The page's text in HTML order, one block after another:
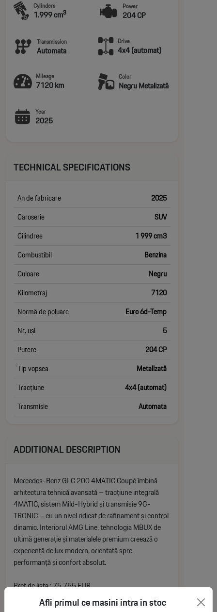
Cylinders
1.999 cm3
Power
204 CP
Transmission
Automata
Drive
4x4 (automat)
Mileage
7120 km
Color
Negru Metalizată
Year
2025
TECHNICAL SPECIFICATIONS
An de fabricare
2025
Caroserie
SUV
Cilindree
1 999 cm3
Combustibil
Benzina
Culoare
Negru
Kilometraj
7120
Normă de poluare
Euro 6d-Temp
Nr. uși
5
Putere
204 CP
Tip vopsea
Metalizată
Tracțiune
4x4 (automat)
Transmisie
Automata
ADDITIONAL DESCRIPTION
Mercedes-Benz GLC 200 4MATIC Coupé îmbină
arhitectura tehnică avansată – tracțiune integrală
4MATIC, sistem Mild-Hybrid și transmisie 9G-
TRONIC – cu un nivel ridicat de rafinament și control
dinamic. Interiorul AMG Line, tehnologia MBUX de
ultimă generație și materialele premium creează o
experiență de lux modern, orientată spre
performanță și confort absolut.
Pret de lista : 75.755 EUR
DISCOUNT BADSI 10.000 EUR
Pret final : 65.755 EUR
Afli primul ce masini intra in stoc